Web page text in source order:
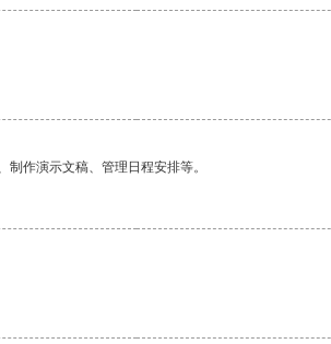
作演示文稿、管理日程安排等。